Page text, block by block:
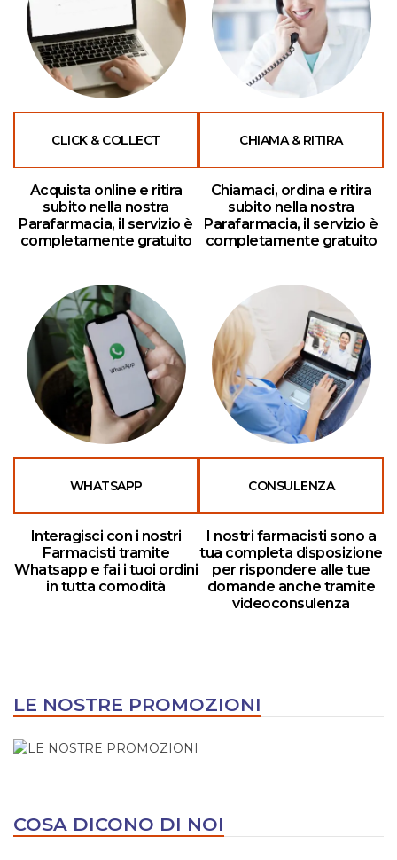
CLICK & COLLECT
Acquista online e ritira
subito nella nostra
Parafarmacia, il servizio è
completamente gratuito
CHIAMA & RITIRA
Chiamaci, ordina e ritira
subito nella nostra
Parafarmacia, il servizio è
completamente gratuito
WHATSAPP
Interagisci con i nostri
Farmacisti tramite
Whatsapp e fai i tuoi ordini
in tutta comodità
CONSULENZA
I nostri farmacisti sono a
tua completa disposizione
per rispondere alle tue
domande anche tramite
videoconsulenza
LE NOSTRE PROMOZIONI
COSA DICONO DI NOI